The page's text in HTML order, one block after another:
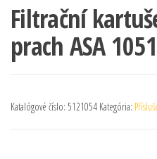
Filtrační
prach ASA 1051
Katalógové číslo: 5121054 Kategória: